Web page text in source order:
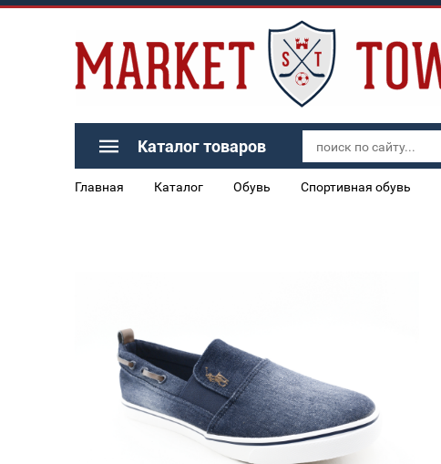
Каталог товаров
Главная Каталог Обувь Спортивная обувь